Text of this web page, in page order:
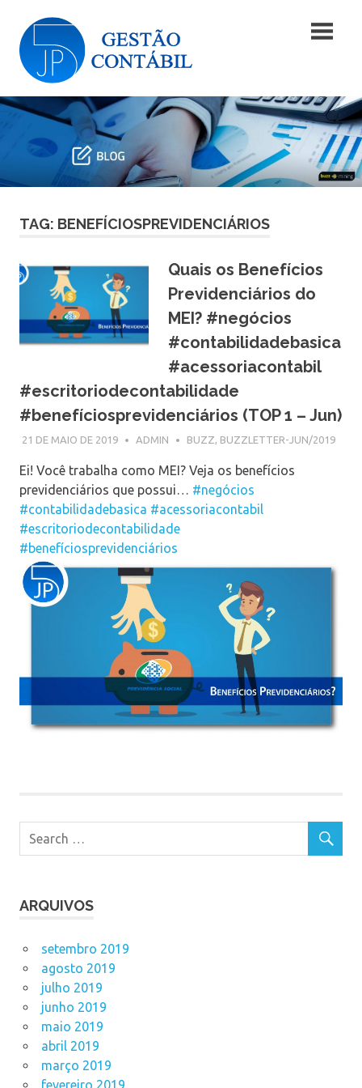
content
JP5
Gestão
Contábil
|
Gestão
Contábil
TAG: BENEFÍCIOSPREVIDENCIÁRIOS
Quais os Benefícios
Previdenciários do
MEI? #negócios
#contabilidadebasica
#acessoriacontabil
#escritoriodecontabilidade
#benefíciosprevidenciários (TOP 1 – Jun)
21 DE MAIO DE 2019 ADMIN BUZZ, BUZZLETTER-JUN/2019
Ei! Você trabalha como MEI? Veja os benefícios
previdenciários que possui… #negócios
#contabilidadebasica #acessoriacontabil
#escritoriodecontabilidade
#benefíciosprevidenciários
ARQUIVOS
setembro 2019
agosto 2019
julho 2019
junho 2019
maio 2019
abril 2019
março 2019
fevereiro 2019